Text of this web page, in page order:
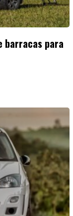
barracas para